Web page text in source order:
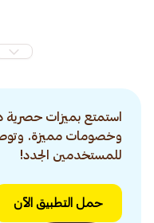
استمتع بميزات
وخصومات مميزة.
للمستخدمين الجدد!
حمل التطبيق الآن